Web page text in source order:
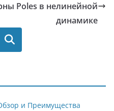
Poles в нелинейной
динамике
Поиск
и Преимущества